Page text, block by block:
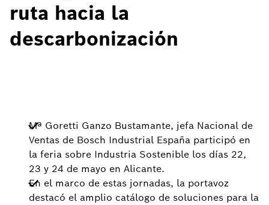
ruta hacia la
descarbonización
Mª Goretti Ganzo Bustamante, jefa Nacional de
Ventas de Bosch Industrial España participó en
la feria sobre Industria Sostenible los días 22,
23 y 24 de mayo en Alicante.
En el marco de estas jornadas, la portavoz
destacó el amplio catálogo de soluciones para la